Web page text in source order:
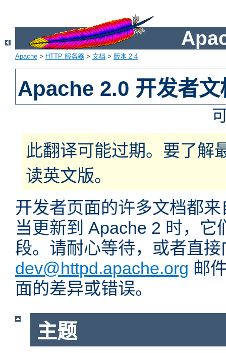
Apache > HTTP 服务器 > 文档 > 版本 2.4
Apache 2.0 开发者文
此翻译可能过期。要了解
读英文版。
开发者页面的许多文档都
当更新到 Apache 2 时，它
段。请耐心等待，或者直接
dev@httpd.apache.org 邮
面的差异或错误。
主题